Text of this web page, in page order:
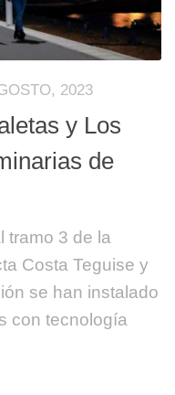
2023
y Los
de
tramo 3 de la
Costa Teguise y
se han instalado
con tecnología